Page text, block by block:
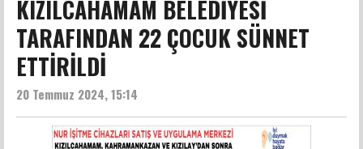
KIZILCAHAMAM BELEDİYESİ
TARAFINDAN 22 ÇOCUK SÜNNET
ETTİRİLDİ
20 Temmuz 2024, 15:14